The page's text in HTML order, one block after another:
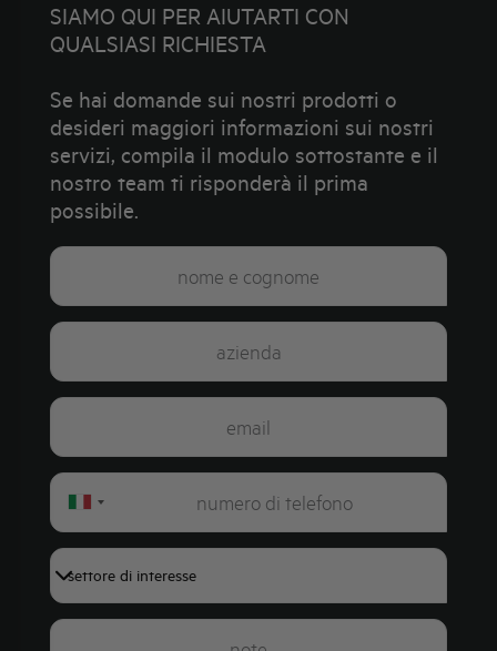
SIAMO QUI PER AIUTARTI CON
QUALSIASI RICHIESTA
Se hai domande sui nostri prodotti o
desideri maggiori informazioni sui nostri
servizi, compila il modulo sottostante e il
nostro team ti risponderà il prima
possibile.
Italy